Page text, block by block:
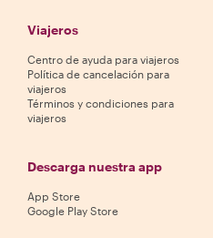
Viajeros
Centro de ayuda para viajeros
Política de cancelación para
viajeros
Términos y condiciones para
viajeros
Descarga nuestra app
App Store
Google Play Store